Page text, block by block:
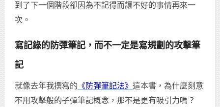
到了下一個階段卻因為不記得而讓不好的事情再來一
次。
寫記錄的防彈筆記，而不一定是寫規劃的攻擊筆
記
就像去年我撰寫的 《防彈筆記法》 這本書，為什麼刻意
不用攻擊般的子彈筆記概念，那不是更有吸引力嗎？